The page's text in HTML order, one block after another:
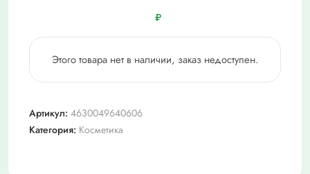
₽
Этого товара нет в наличии, заказ недоступен.
Артикул: 4630049640606
Категория: Косметика